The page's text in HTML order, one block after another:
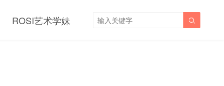
ROSI艺术学妹 